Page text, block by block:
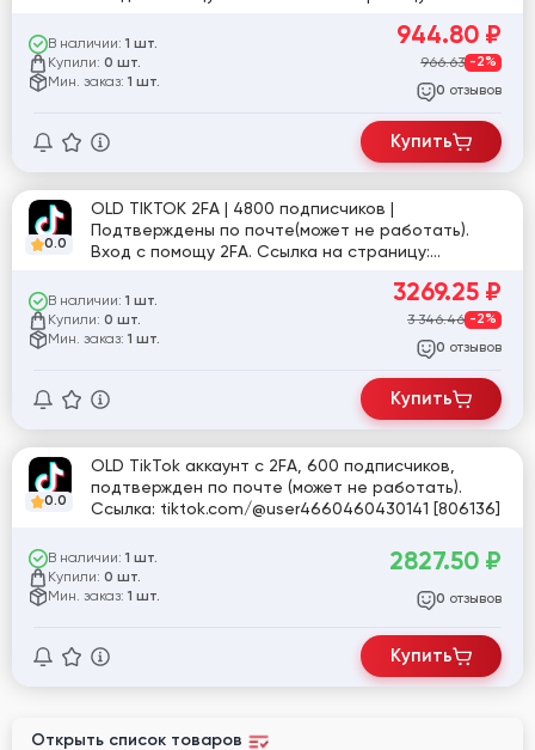
В наличии: 1 шт.
Купили: 0 шт.
Мин. заказ: 1 шт.
944.80 ₽
966.63 -2%
0 отзывов
Купить
0.0
OLD TIKTOK 2FA | 4800 подписчиков |
Подтверждены по почте(может не работать).
Вход с помощу 2FA. Ссылка на страницу:
В наличии: 1 шт.
Купили: 0 шт.
Мин. заказ: 1 шт.
3269.25 ₽
3 346.46 -2%
0 отзывов
Купить
0.0
OLD TikTok аккаунт с 2FA, 600 подписчиков,
подтвержден по почте (может не работать).
Ссылка: tiktok.com/@user4660460430141 [806136]
В наличии: 1 шт.
Купили: 0 шт.
Мин. заказ: 1 шт.
2827.50 ₽
0 отзывов
Купить
Открыть список товаров